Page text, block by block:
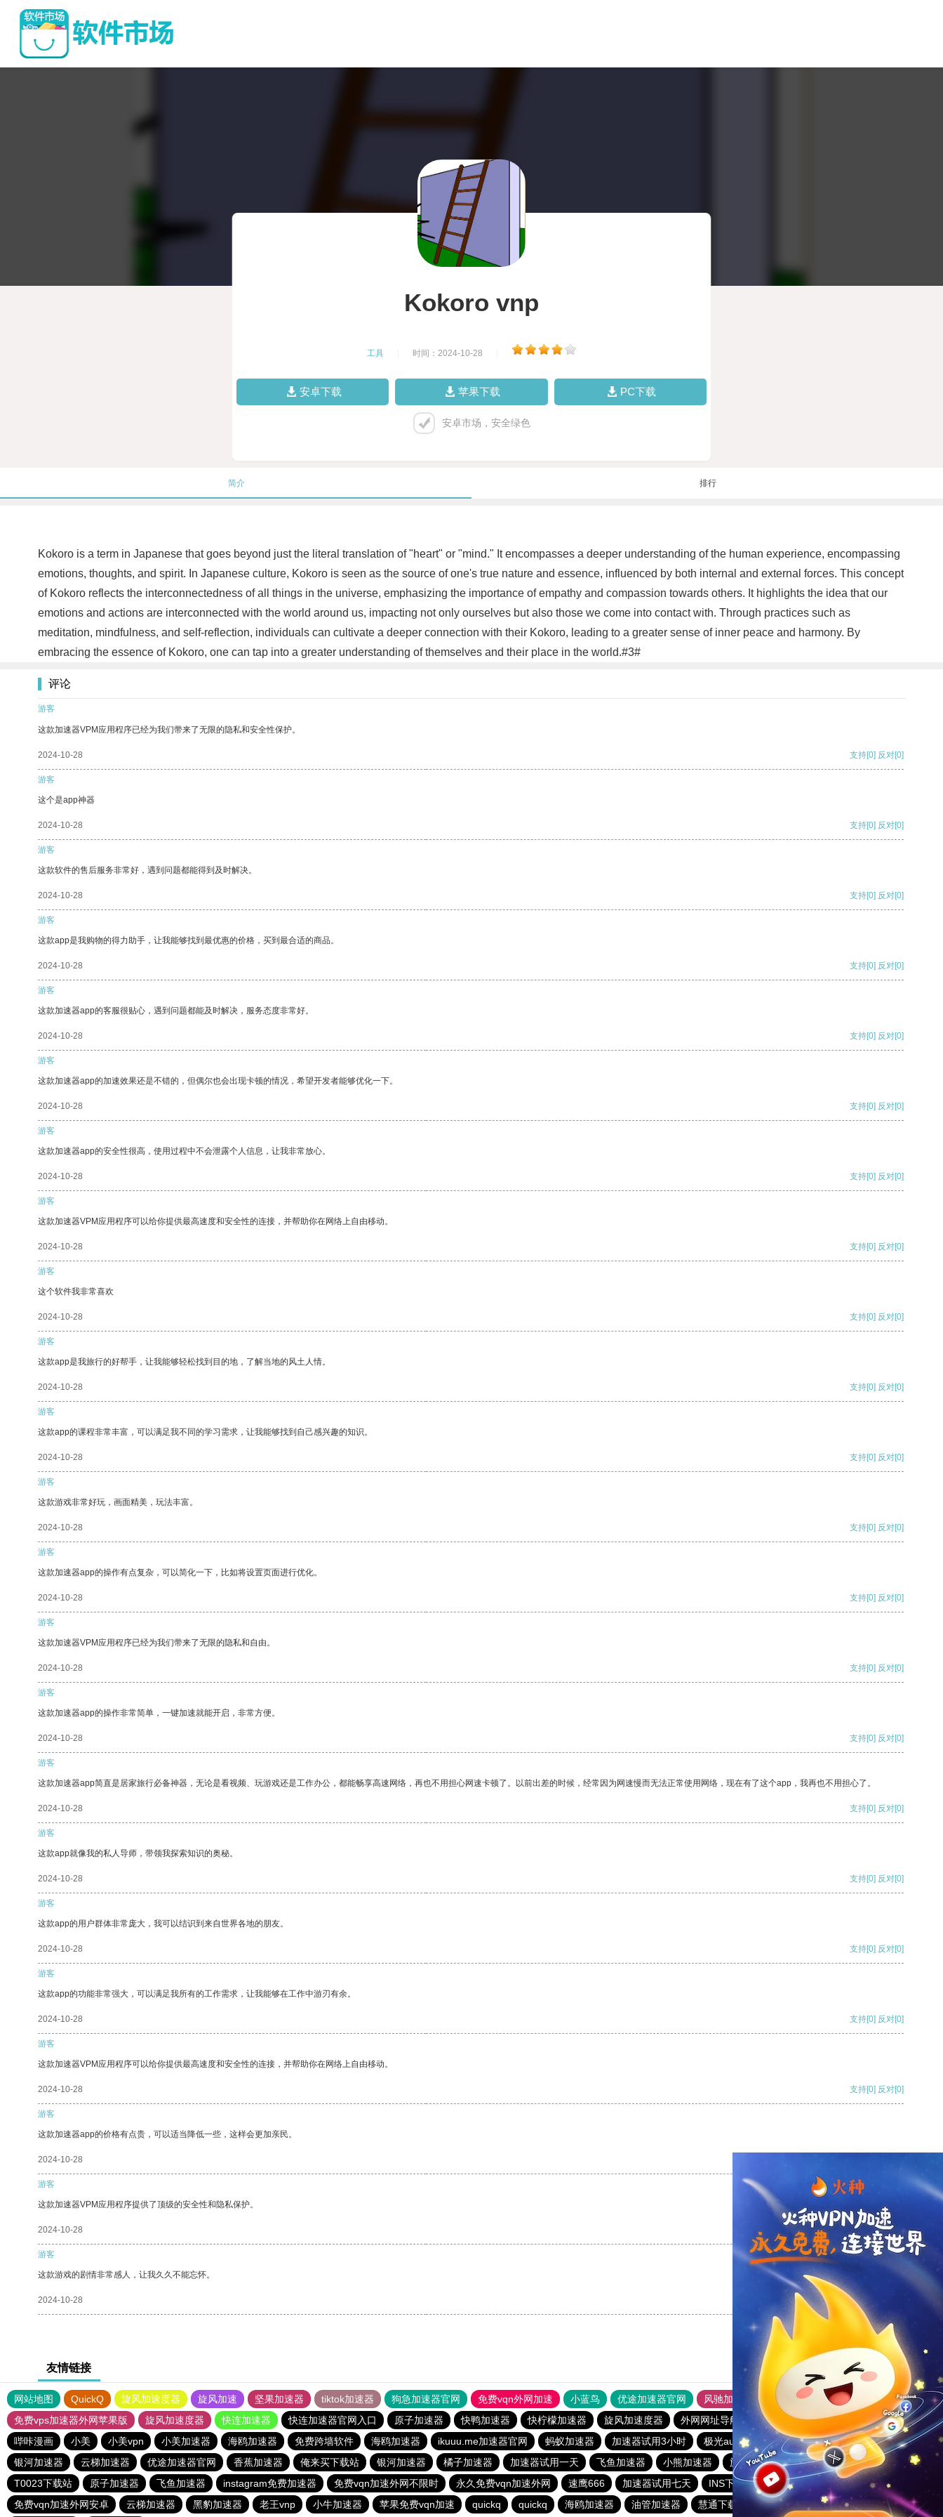
Kokoro vnp
工具 时间：2024-10-28
安卓下载 苹果下载 PC下载
安卓市场，安全绿色
简介 排行
Kokoro is a term in Japanese that goes beyond just the literal translation of "heart" or "mind." It encompasses a deeper understanding of the human experience, encompassing
emotions, thoughts, and spirit. In Japanese culture, Kokoro is seen as the source of one's true nature and essence, influenced by both internal and external forces. This concept
of Kokoro reflects the interconnectedness of all things in the universe, emphasizing the importance of empathy and compassion towards others. It highlights the idea that our
emotions and actions are interconnected with the world around us, impacting not only ourselves but also those we come into contact with. Through practices such as
meditation, mindfulness, and self-reflection, individuals can cultivate a deeper connection with their Kokoro, leading to a greater sense of inner peace and harmony. By
embracing the essence of Kokoro, one can tap into a greater understanding of themselves and their place in the world.#3#
评论
游客
这款加速器VPM应用程序已经为我们带来了无限的隐私和安全性保护。
2024-10-28 支持[0] 反对[0]
游客
这个是app神器
2024-10-28 支持[0] 反对[0]
游客
这款软件的售后服务非常好，遇到问题都能得到及时解决。
2024-10-28 支持[0] 反对[0]
游客
这款app是我购物的得力助手，让我能够找到最优惠的价格，买到最合适的商品。
2024-10-28 支持[0] 反对[0]
游客
这款加速器app的客服很贴心，遇到问题都能及时解决，服务态度非常好。
2024-10-28 支持[0] 反对[0]
游客
这款加速器app的加速效果还是不错的，但偶尔也会出现卡顿的情况，希望开发者能够优化一下。
2024-10-28 支持[0] 反对[0]
游客
这款加速器app的安全性很高，使用过程中不会泄露个人信息，让我非常放心。
2024-10-28 支持[0] 反对[0]
游客
这款加速器VPM应用程序可以给你提供最高速度和安全性的连接，并帮助你在网络上自由移动。
2024-10-28 支持[0] 反对[0]
游客
这个软件我非常喜欢
2024-10-28 支持[0] 反对[0]
游客
这款app是我旅行的好帮手，让我能够轻松找到目的地，了解当地的风土人情。
2024-10-28 支持[0] 反对[0]
游客
这款app的课程非常丰富，可以满足我不同的学习需求，让我能够找到自己感兴趣的知识。
2024-10-28 支持[0] 反对[0]
游客
这款游戏非常好玩，画面精美，玩法丰富。
2024-10-28 支持[0] 反对[0]
游客
这款加速器app的操作有点复杂，可以简化一下，比如将设置页面进行优化。
2024-10-28 支持[0] 反对[0]
游客
这款加速器VPM应用程序已经为我们带来了无限的隐私和自由。
2024-10-28 支持[0] 反对[0]
游客
这款加速器app的操作非常简单，一键加速就能开启，非常方便。
2024-10-28 支持[0] 反对[0]
游客
这款加速器app简直是居家旅行必备神器，无论是看视频、玩游戏还是工作办公，都能畅享高速网络，再也不用担心网速卡顿了。以前出差的时候，经常因为网速慢而无法正常使用网络，现在有了这个app，我再也不用担心了。
2024-10-28 支持[0] 反对[0]
游客
这款app就像我的私人导师，带领我探索知识的奥秘。
2024-10-28 支持[0] 反对[0]
游客
这款app的用户群体非常庞大，我可以结识到来自世界各地的朋友。
2024-10-28 支持[0] 反对[0]
游客
这款app的功能非常强大，可以满足我所有的工作需求，让我能够在工作中游刃有余。
2024-10-28 支持[0] 反对[0]
游客
这款加速器VPM应用程序可以给你提供最高速度和安全性的连接，并帮助你在网络上自由移动。
2024-10-28 支持[0] 反对[0]
游客
这款加速器app的价格有点贵，可以适当降低一些，这样会更加亲民。
2024-10-28
游客
这款加速器VPM应用程序提供了顶级的安全性和隐私保护。
2024-10-28 支持 [0] 反对 [0]
游客
这款游戏的剧情非常感人，让我久久不能忘怀。
2024-10-28 支持
友情链接
网站地图 QuickQ 旋风加速度器 旋风加速 坚果加速器 tiktok加速器 狗急加速器官网 免费vqn外网加速 小蓝鸟 优途加速器官网 风驰加速器
旋风加速器
免费vps加速器外网苹果版
旋风加速度器 快连加速器 快连加速器官网入口 原子加速器 快鸭加速器 快柠檬加速器 旋风加速度器 外网网址导航 软件中心 雷霆加速
狂飙加速器
哔咔漫画
小美 小美vpn 小美加速器 海鸥加速器 免费跨墙软件 海鸥加速器 ikuuu.me加速器官网 蚂蚁加速器 加速器试用3小时 极光aurora加速器 云梯加速器
银河加速器
银河加速器
云梯加速器 优途加速器官网 香蕉加速器 俺来买下载站 银河加速器 橘子加速器 加速器试用一天 飞鱼加速器 小熊加速器 旋风加速度器
白鲸加速器
T0023下载站
原子加速器 飞鱼加速器 instagram免费加速器 免费vqn加速外网不限时 永久免费vqn加速外网 速鹰666 加速器试用七天 INS下载站
闪电猫加速器
免费vqn加速外网安卓
云梯加速器 黑豹加速器 老王vnp 小牛加速器 苹果免费vqn加速 quickq quickq 海鸥加速器 油管加速器 慧通下载站 白鲸加速器 hammer加速器